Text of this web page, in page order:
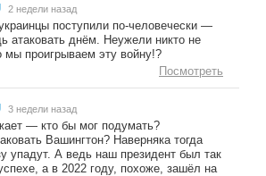
2 недели назад
поступили по-человечески —
атаковать днём. Неужели никто не
мы проигрываем эту войну!?
Посмотреть
3 недели назад
— кто бы мог подумать?
Вашингтон? Наверняка тогда
упадут. А ведь наш президент был так
а в 2022 году, похоже, зашёл на